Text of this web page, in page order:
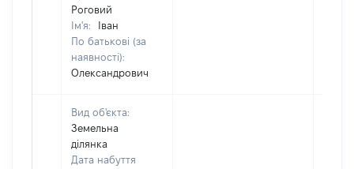
Роговий
Ім'я:
Іван
По батькові (за
наявності):
Олександрович
Вид об'єкта:
Земельна
ділянка
Дата набуття